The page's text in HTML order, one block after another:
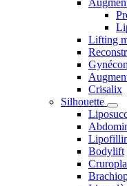
Lifting
Crisalix
Silhouette
Bodylift